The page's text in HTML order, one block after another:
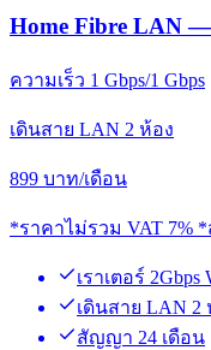
Home Fibre LAN
ความเร็ว 1 Gbps/1 Gbps
เดินสาย LAN 2 ห้อง
899 บาท/เดือน
*ราคาไม่รวม VAT 7%
เราเตอร์ 2Gbps
เดินสาย LAN 2
สัญญา 24 เดือน